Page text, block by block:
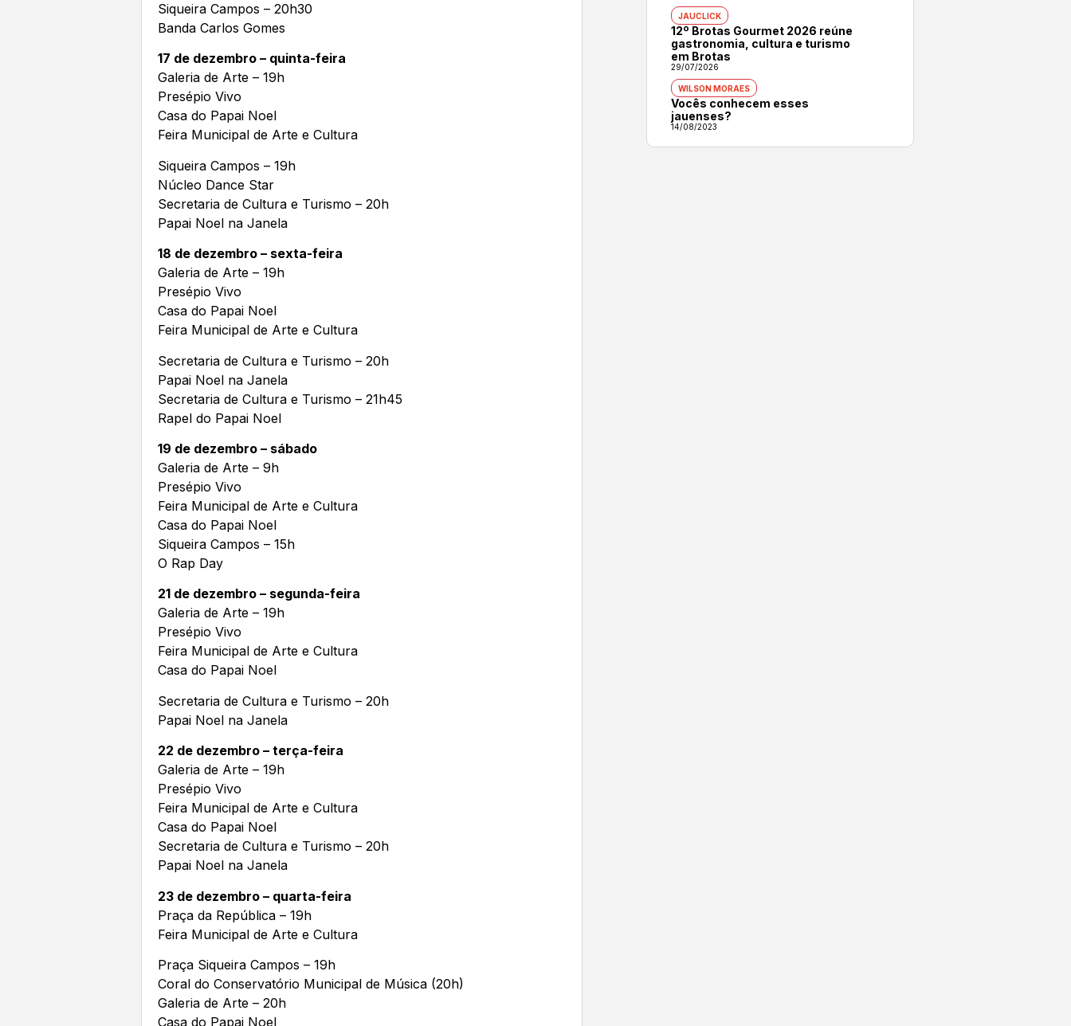
Siqueira Campos – 20h30
Banda Carlos Gomes
17 de dezembro – quinta-feira
Galeria de Arte – 19h
Presépio Vivo
Casa do Papai Noel
Feira Municipal de Arte e Cultura
Siqueira Campos – 19h
Núcleo Dance Star
Secretaria de Cultura e Turismo – 20h
Papai Noel na Janela
18 de dezembro – sexta-feira
Galeria de Arte – 19h
Presépio Vivo
Casa do Papai Noel
Feira Municipal de Arte e Cultura
Secretaria de Cultura e Turismo – 20h
Papai Noel na Janela
Secretaria de Cultura e Turismo – 21h45
Rapel do Papai Noel
19 de dezembro – sábado
Galeria de Arte – 9h
Presépio Vivo
Feira Municipal de Arte e Cultura
Casa do Papai Noel
Siqueira Campos – 15h
O Rap Day
21 de dezembro – segunda-feira
Galeria de Arte – 19h
Presépio Vivo
Feira Municipal de Arte e Cultura
Casa do Papai Noel
Secretaria de Cultura e Turismo – 20h
Papai Noel na Janela
22 de dezembro – terça-feira
Galeria de Arte – 19h
Presépio Vivo
Feira Municipal de Arte e Cultura
Casa do Papai Noel
Secretaria de Cultura e Turismo – 20h
Papai Noel na Janela
23 de dezembro – quarta-feira
Praça da República – 19h
Feira Municipal de Arte e Cultura
Praça Siqueira Campos – 19h
Coral do Conservatório Municipal de Música (20h)
Galeria de Arte – 20h
Casa do Papai Noel
JAUCLICK
12º Brotas Gourmet 2026 reúne
gastronomia, cultura e turismo
em Brotas
29/07/2026
WILSON MORAES
Vocês conhecem esses
jauenses?
14/08/2023